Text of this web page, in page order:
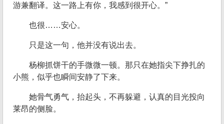
游兼翻译。这一路上有你，我感到很开心。”
也很……安心。
只是这一句，他并没有说出去。
杨柳抓饼干的手微微一顿。那只在她指尖下挣扎的
小熊，似乎也瞬间安静了下来。
她骨气勇气，抬起头，不再躲避，认真的目光投向
莱昂的侧脸。